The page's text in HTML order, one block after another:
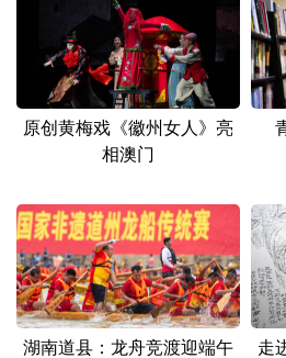
原创黄梅戏《徽州女人》亮
相澳门
湖南道县：龙舟竞渡迎端午 走